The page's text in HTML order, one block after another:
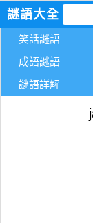
謎語大全
笑話謎語
成語謎語
謎語詳解